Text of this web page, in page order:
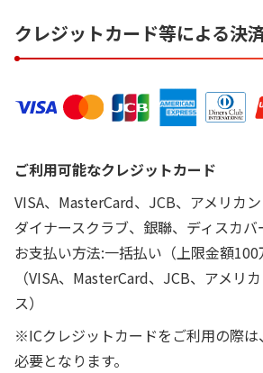
クレジットカード等による決
ご利用可能なクレジットカード
VISA、MasterCard、JCB、アメリカン
ダイナースクラブ、銀聯、ディスカバ
お支払い方法:一括払い（上限金額
（VISA、MasterCard、JCB、アメリ
ス）
※ICクレジットカードをご利用の際
必要となります。